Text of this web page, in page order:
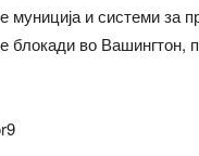
муниција и системи за
во Вашингтон,